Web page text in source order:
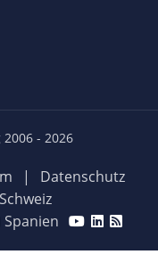
- 2026
|
Datenschutz
Schweiz
Spanien